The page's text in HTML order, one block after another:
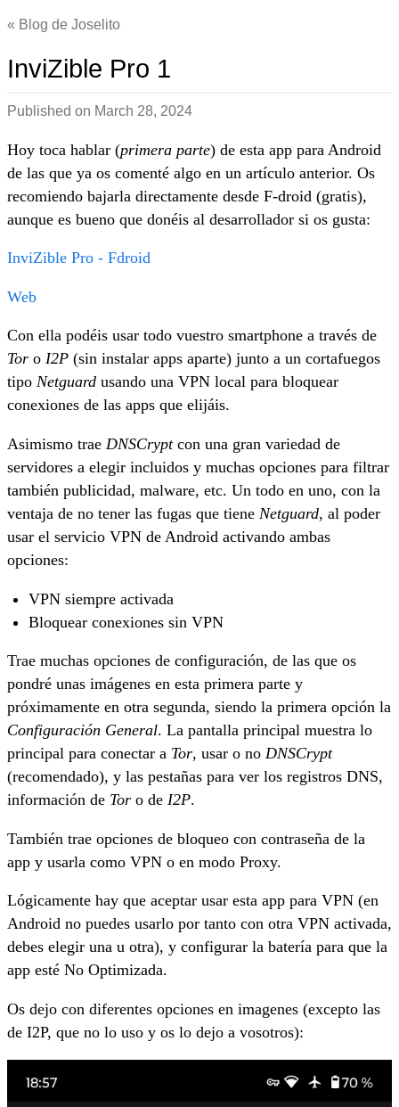
Blog de Joselito
InviZible Pro 1
Published on March 28, 2024
Hoy toca hablar (primera parte) de esta app para Android
de las que ya os comenté algo en un artículo anterior. Os
recomiendo bajarla directamente desde F-droid (gratis),
aunque es bueno que donéis al desarrollador si os gusta:
InviZible Pro - Fdroid
Web
Con ella podéis usar todo vuestro smartphone a través de
Tor o I2P (sin instalar apps aparte) junto a un cortafuegos
tipo Netguard usando una VPN local para bloquear
conexiones de las apps que elijáis.
Asimismo trae DNSCryptcon una gran variedad de
servidores a elegir incluidos y muchas opciones para filtrar
también publicidad, malware, etc. Un todo en uno, con la
ventaja de no tener las fugas que tiene Netguard, al poder
usar el servicio VPN de Android activando ambas
opciones:
VPN siempre activada
Bloquear conexiones sin VPN
Trae muchas opciones de configuración, de las que os
pondré unas imágenes en esta primera parte y
próximamente en otra segunda, siendo la primera opción la
Configuración General. La pantalla principal muestra lo
principal para conectar a Tor, usar o no DNSCrypt
(recomendado), y las pestañas para ver los registros DNS,
información de Tor o de I2P.
También trae opciones de bloqueo con contraseña de la
app y usarla como VPN o en modo Proxy.
Lógicamente hay que aceptar usar esta app para VPN (en
Android no puedes usarlo por tanto con otra VPN activada,
debes elegir una u otra), y configurar la batería para que la
app esté No Optimizada.
Os dejo con diferentes opciones en imagenes (excepto las
de I2P, que no lo uso y os lo dejo a vosotros):